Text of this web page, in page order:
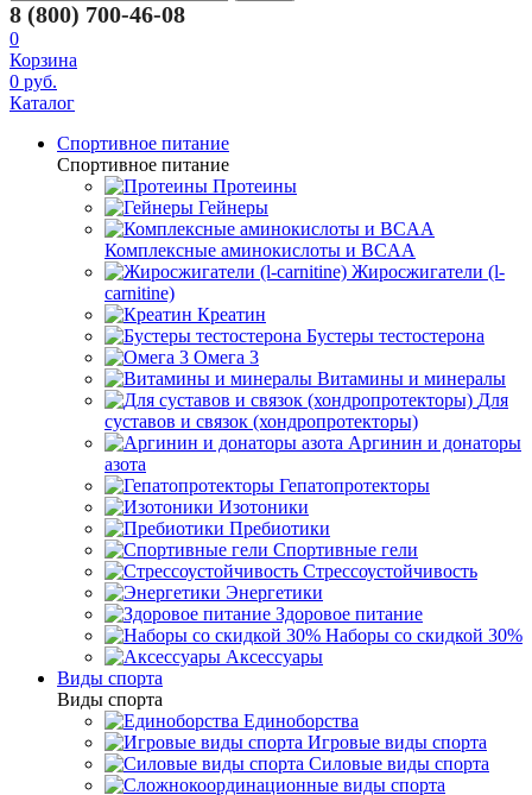
8 (800) 700-46-08
0
Корзина
0 руб.
Каталог
Спортивное питание
Спортивное питание
Протеины
Гейнеры
Комплексные аминокислоты и BCAA
Жиросжигатели (l-
carnitine)
Креатин
Бустеры тестостерона
Омега 3
Витамины и минералы
Для
суставов и связок (хондропротекторы)
Аргинин и донаторы
азота
Гепатопротекторы
Изотоники
Пребиотики
Спортивные гели
Стрессоустойчивость
Энергетики
Здоровое питание
Наборы со скидкой 30%
Аксессуары
Виды спорта
Виды спорта
Единоборства
Игровые виды спорта
Силовые виды спорта